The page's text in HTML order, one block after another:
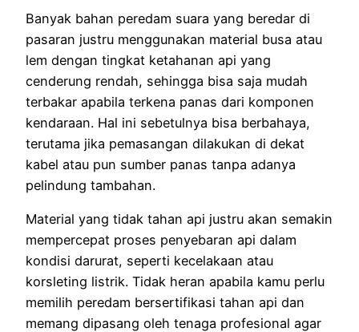
Banyak bahan peredam suara yang beredar di
pasaran justru menggunakan material busa atau
lem dengan tingkat ketahanan api yang
cenderung rendah, sehingga bisa saja mudah
terbakar apabila terkena panas dari komponen
kendaraan. Hal ini sebetulnya bisa berbahaya,
terutama jika pemasangan dilakukan di dekat
kabel atau pun sumber panas tanpa adanya
pelindung tambahan.
Material yang tidak tahan api justru akan semakin
mempercepat proses penyebaran api dalam
kondisi darurat, seperti kecelakaan atau
korsleting listrik. Tidak heran apabila kamu perlu
memilih peredam bersertifikasi tahan api dan
memang dipasang oleh tenaga profesional agar